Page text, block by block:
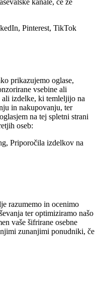
Pinterest, TikTok
prikazujemo oglase,
vsebine ali
ali izdelke, ki temleljijo na
in nakupovanju, ter
na tej spletni strani
oseb:
Priporočila izdelkov na
razumemo in ocenimo
ter optimiziramo našo
vaše šifrirane osebne
zunanjimi ponudniki, če